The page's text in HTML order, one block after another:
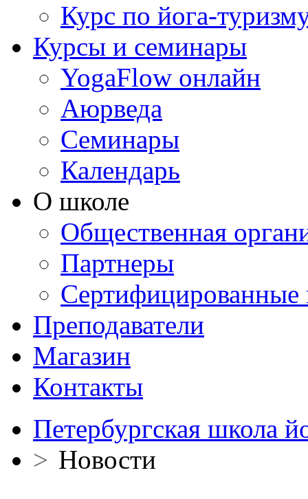
Курс по йога-
Курсы и семинары
YogaFlow онлайн
Аюрведа
Семинары
Календарь
О школе
Общественная
Партнеры
Сертифицированные
Преподаватели
Магазин
Контакты
Петербургская школа
> Новости